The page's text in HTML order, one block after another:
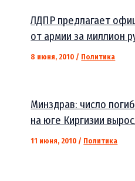
ЛДПР предлагает
от армии за миллион
8 июня, 2010 / Политика
Минздрав: число
на юге Киргизии
11 июня, 2010 / Политика